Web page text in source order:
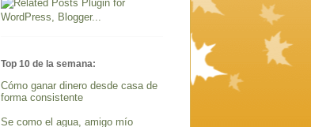
Top 10 de la semana:
Cómo ganar dinero desde casa de
forma consistente
Se como el agua, amigo mío